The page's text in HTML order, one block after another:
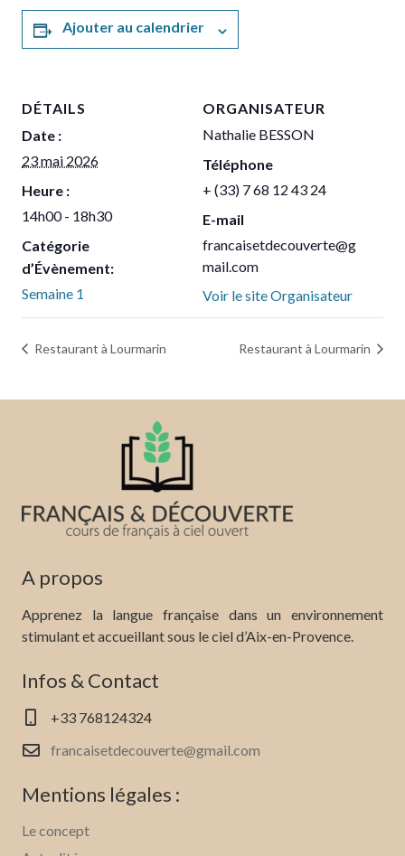
Ajouter au calendrier
DÉTAILS
Date :
23 mai 2026
Heure :
14h00 - 18h30
Catégorie
d’Évènement:
Semaine 1
ORGANISATEUR
Nathalie BESSON
Téléphone
+ (33) 7 68 12 43 24
E-mail
francaisetdecouverte@g
mail.com
Voir le site Organisateur
Restaurant à Lourmarin Restaurant à Lourmarin
A propos
Apprenez la langue française dans un environnement
stimulant et accueillant sous le ciel d’Aix-en-Provence.
Infos & Contact
+33 768124324
francaisetdecouverte@gmail.com
Mentions légales :
Le concept